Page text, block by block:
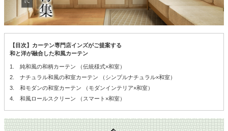
【目次】カーテン専門店インズがご提案する
和と洋が融合した和風カーテン
1. 純和風の和柄カーテン （伝統様式×和室）
2. ナチュラル和風の和室カーテン （シンプルナチュラル×和室）
3. 和モダンの和室カーテン （モダンインテリア×和室）
4. 和風ロールスクリーン （スマート×和室）